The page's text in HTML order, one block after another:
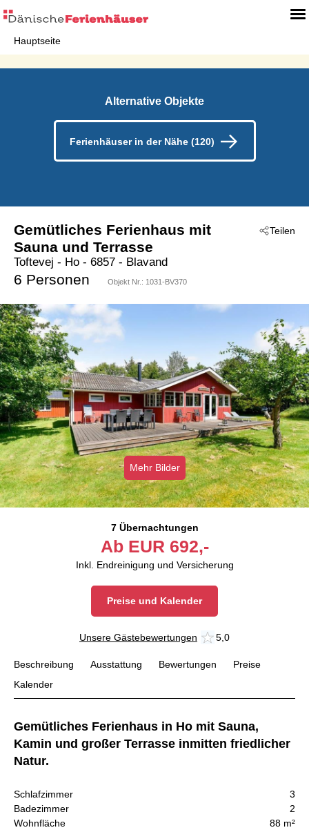
Hauptseite
Alternative Objekte
Ferienhäuser in der Nähe (120)
Teilen
Gemütliches Ferienhaus mit
Sauna und Terrasse
Toftevej - Ho - 6857 - Blavand
6 Personen Objekt Nr.: 1031-BV370
Mehr Bilder
7 Übernachtungen
Ab EUR 692,-
Inkl. Endreinigung und Versicherung
Preise und Kalender
Unsere Gästebewertungen 5,0
Beschreibung Ausstattung Bewertungen
Preise
Kalender
Gemütliches Ferienhaus in Ho mit Sauna,
Kamin und großer Terrasse inmitten friedlicher
Natur.
Schlafzimmer
3
Badezimmer
2
Wohnfläche
88 m²